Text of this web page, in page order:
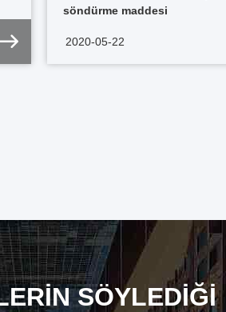
söndürme maddesi
2020-05-22
SÖYLEDIĞI